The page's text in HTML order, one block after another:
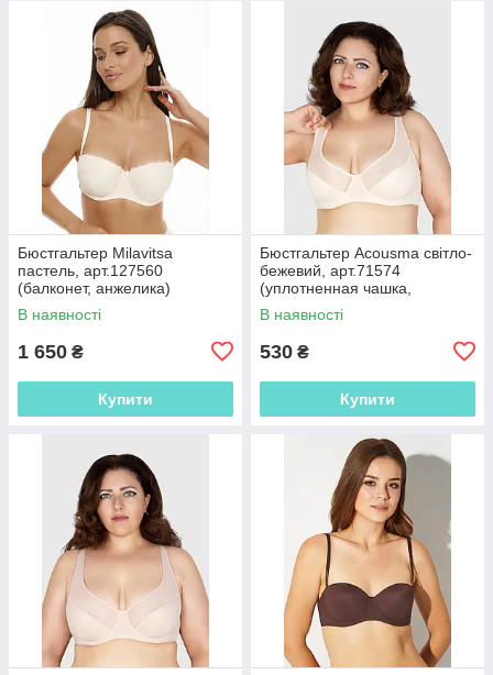
Бюстгальтер Milavitsa
пастель, арт.127560
(балконет, анжелика)
В наявності
1 650 ₴
Купити
Бюстгальтер Acousma світло-
бежевий, арт.71574
(уплотненная чашка,
классический, на косточках)
В наявності
530 ₴
Купити